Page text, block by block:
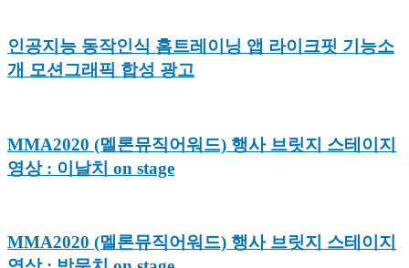
인공지능 동작인식 홈트레이닝 앱 라이크핏 기능소
개 모션그래픽 합성 광고
MMA2020 (멜론뮤직어워드) 행사 브릿지 스테이지
영상 : 이날치 on stage
MMA2020 (멜론뮤직어워드) 행사 브릿지 스테이지